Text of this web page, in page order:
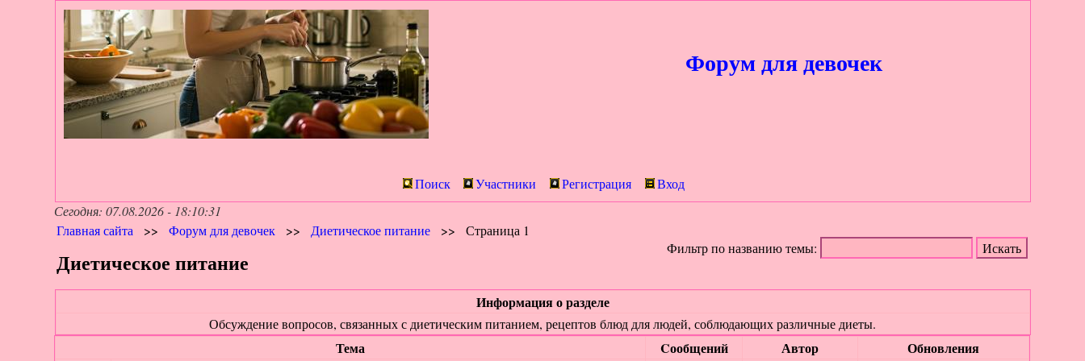
Форум для девочек
Поиск Участники Регистрация
Вход
Сегодня: 07.08.2026 - 18:10:31
Главная сайта
>>Форум для девочек >> Диетическое питание >>Страница 1
Диетическое питание
Фильтр по названию темы:
Информация о разделе
Обсуждение вопросов, связанных с диетическим питанием, рецептов блюд для людей, соблюдающих различные диеты.
Тема Cообщений Автор Обновления